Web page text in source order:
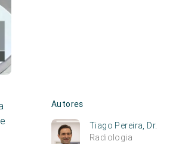
Autores
Tiago Pereira, Dr.
Radiologia